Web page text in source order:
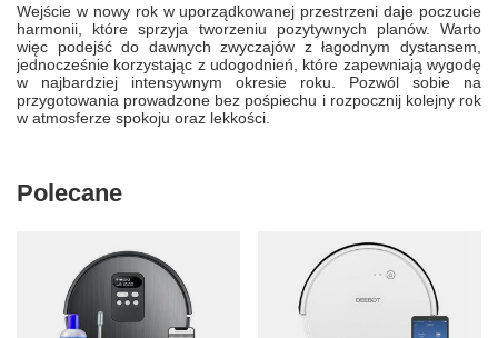
Wejście w nowy rok w uporządkowanej przestrzeni daje poczucie
harmonii, które sprzyja tworzeniu pozytywnych planów. Warto
więc podejść do dawnych zwyczajów z łagodnym dystansem,
jednocześnie korzystając z udogodnień, które zapewniają wygodę
w najbardziej intensywnym okresie roku. Pozwól sobie na
przygotowania prowadzone bez pośpiechu i rozpocznij kolejny rok
w atmosferze spokoju oraz lekkości.
Polecane